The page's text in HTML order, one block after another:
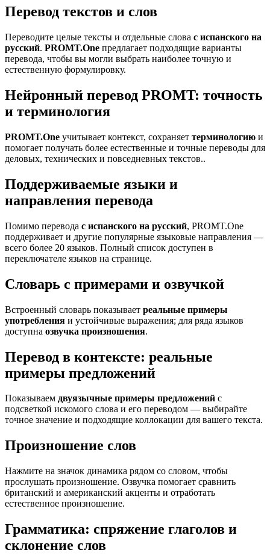
Перевод текстов и слов
Переводите целые тексты и отдельные слова с испанского на
русский. PROMT.One предлагает подходящие варианты
перевода, чтобы вы могли выбрать наиболее точную и
естественную формулировку.
Нейронный перевод PROMT: точность
и терминология
PROMT.One учитывает контекст, сохраняет терминологию и
помогает получать более естественные и точные переводы для
деловых, технических и повседневных текстов..
Поддерживаемые языки и
направления перевода
Помимо перевода с испанского на русский, PROMT.One
поддерживает и другие популярные языковые направления —
всего более 20 языков. Полный список доступен в
переключателе языков на странице.
Словарь с примерами и озвучкой
Встроенный словарь показывает реальные примеры
употребления и устойчивые выражения; для ряда языков
доступна озвучка произношения.
Перевод в контексте: реальные
примеры предложений
Показываем двуязычные примеры предложений с
подсветкой искомого слова и его переводом — выбирайте
точное значение и подходящие коллокации для вашего текста.
Произношение слов
Нажмите на значок динамика рядом со словом, чтобы
прослушать произношение. Озвучка помогает сравнить
британский и американский акценты и отработать
естественное произношение.
Грамматика: спряжение глаголов и
склонение слов